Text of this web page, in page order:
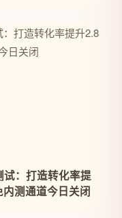
：打造转化率提
测通道今日关闭